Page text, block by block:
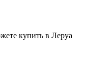
купить в Леруа